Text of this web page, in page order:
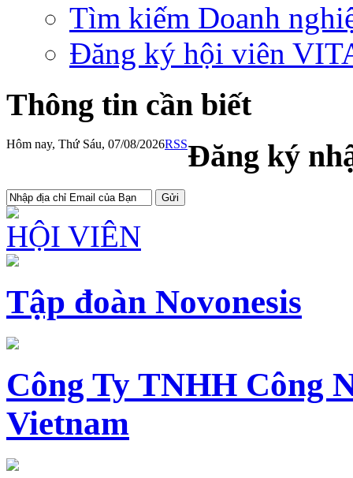
Tìm kiếm Doanh
Đăng ký hội viên
Thông tin cần biết
Hôm nay, Thứ Sáu, 07/08/2026RSSĐăng ký
HỘI VIÊN
Tập đoàn Novonesis
Công Ty TNHH Công
Vietnam